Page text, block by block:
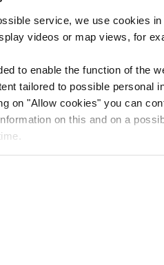
service, we use cookies
videos or map views, for
to enable the function of the
tailored to possible personal
on "Allow cookies" you can
on this and on a